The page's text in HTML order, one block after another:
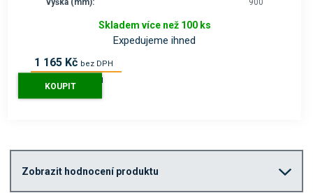
výška (mm): 900
1 165 Kč bez DPH
s DPH
Skladem více než 100 ks
Expedujeme ihned
KOUPIT
Zobrazit hodnocení produktu